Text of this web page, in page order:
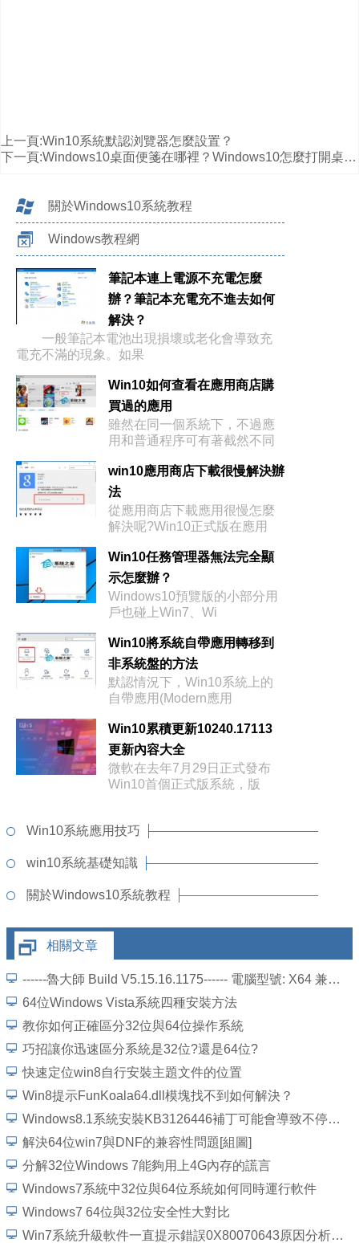
上一頁:Win10系統默認浏覽器怎麼設置？
下一頁:Windows10桌面便箋在哪裡？Windows10怎麼打開桌面便箋？
關於Windows10系統教程
Windows教程網
筆記本連上電源不充電怎麼
辦？筆記本充電充不進去如何
解決？
一般筆記本電池出現損壞或老化會導致充
電充不滿的現象。如果
Win10如何查看在應用商店購
買過的應用
雖然在同一個系統下，不過應
用和普通程序可有著截然不同
win10應用商店下載很慢解決辦
法
從應用商店下載應用很慢怎麼
解決呢?Win10正式版在應用
Win10任務管理器無法完全顯
示怎麼辦？
Windows10預覽版的小部分用
戶也碰上Win7、Wi
Win10將系統自帶應用轉移到
非系統盤的方法
默認情況下，Win10系統上的
自帶應用(Modern應用
Win10累積更新10240.17113
更新內容大全
微軟在去年7月29日正式發布
Win10首個正式版系統，版
Win10系統應用技巧
win10系統基礎知識
關於Windows10系統教程
相關文章
------魯大師 Build V5.15.16.1175------ 電腦型號: X64 兼容 台式電腦 操作系統:
64位Windows Vista系統四種安裝方法
教你如何正確區分32位與64位操作系統
巧招讓你迅速區分系統是32位?還是64位?
快速定位win8自行安裝主題文件的位置
Win8提示FunKoala64.dll模塊找不到如何解決？
Windows8.1系統安裝KB3126446補丁可能會導致不停重啟怎麼辦？
解決64位win7與DNF的兼容性問題[組圖]
分解32位Windows 7能夠用上4G內存的謊言
Windows7系統中32位與64位系統如何同時運行軟件
Windows7 64位與32位安全性大對比
Win7系統升級軟件一直提示錯誤0X80070643原因分析與解決方法